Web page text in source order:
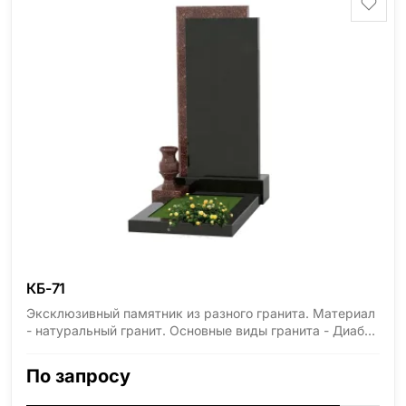
КБ-71
Эксклюзивный памятник из разного гранита. Материал
- натуральный гранит. Основные виды гранита - Диабаз
(Украина, Житомерская область), Лабродарит
По запросу